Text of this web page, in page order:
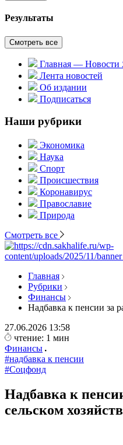
Результаты
Смотреть все
Главная — Новости
Лента новостей
Об издании
Подписаться
Наши рубрики
Экономика
Наука
Спорт
Происшествия
Коронавирус
Православие
Природа
Смотреть все
Главная
Рубрики
Финансы
Надбавка к пенсии за
27.06.2026 13:58
чтение: 1 мин
Финансы
#надбавка к пенсии
#Соцфонд
Надбавка к
сельском